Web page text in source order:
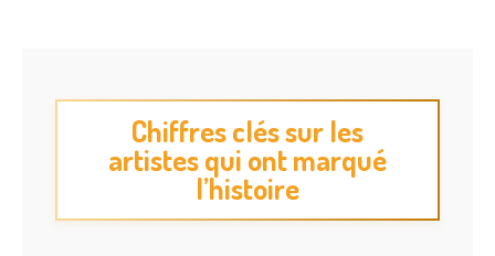
Chiffres clés sur les
artistes qui ont marqué
l’histoire